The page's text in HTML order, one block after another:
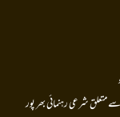
شرعی رہنمائی بھر پور